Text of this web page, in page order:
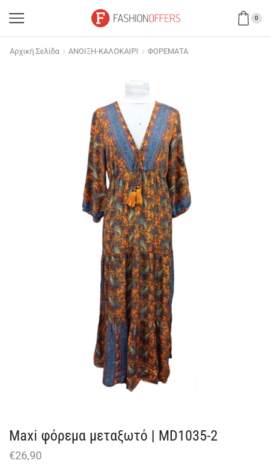
0
Αρχική Σελίδα ΑΝΟΙΞΗ-ΚΑΛΟΚΑΙΡΙ ΦΟΡΕΜΑΤΑ
Maxi φόρεμα μεταξωτό | MD1035-2
€26,90